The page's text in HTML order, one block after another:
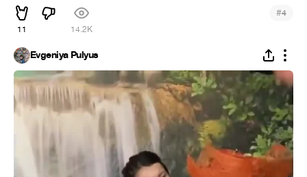
11 14.2K
#4
Evgeniya Pulyus